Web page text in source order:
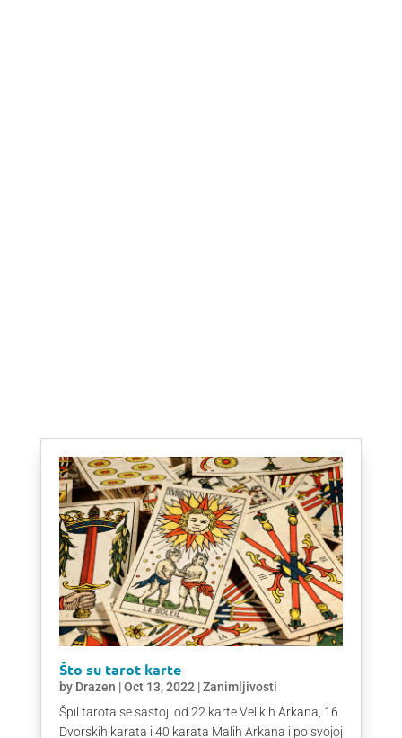
Što su tarot karte
by Drazen |Oct 13, 2022 |Zanimljivosti
Špil tarota se sastoji od 22 karte Velikih Arkana, 16
Dvorskih karata i 40 karata Malih Arkana i po svojoj